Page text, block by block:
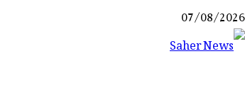
Skip
to
07/08/2026